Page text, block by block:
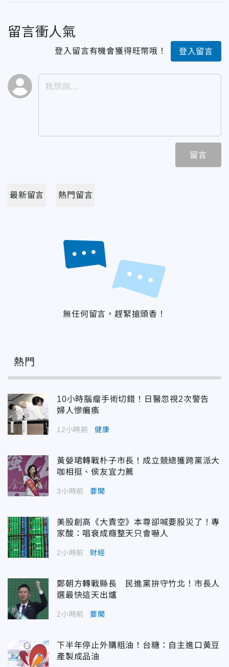
留言衝人氣
登入留言有機會獲得旺幣哦！ 登入留言
留言
最新留言 熱門留言
無任何留言，趕緊搶頭香！
熱門
10小時腦瘤手術切錯！日醫忽視2次警告
婦人慘癱瘓
12小時前 健康
黃嫈珺轉戰朴子市長！成立競總獲跨黨派大
咖相挺、侯友宜力薦
3小時前 要聞
美股創高《大賣空》本尊卻喊要股災了！專
家酸：唱衰成癮整天只會嚇人
2小時前 財經
鄭朝方轉戰縣長 民進黨拚守竹北！市長人
選最快這天出爐
2小時前 要聞
下半年停止外購粗油！台糖：自主進口黃豆
產製成品油